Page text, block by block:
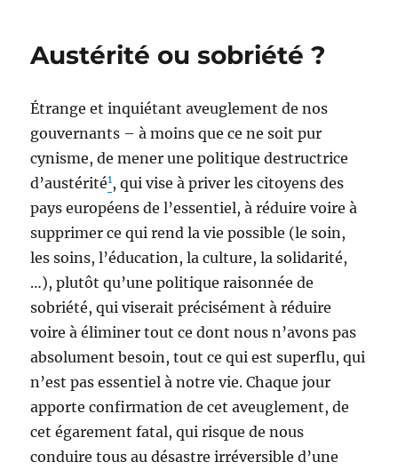
Austérité ou sobriété ?
Étrange et inquiétant aveuglement de nos
gouvernants – à moins que ce ne soit pur
cynisme, de mener une politique destructrice
d’austérité1, qui vise à priver les citoyens des
pays européens de l’essentiel, à réduire voire à
supprimer ce qui rend la vie possible (le soin,
les soins, l’éducation, la culture, la solidarité,
…), plutôt qu’une politique raisonnée de
sobriété, qui viserait précisément à réduire
voire à éliminer tout ce dont nous n’avons pas
absolument besoin, tout ce qui est superflu, qui
n’est pas essentiel à notre vie. Chaque jour
apporte confirmation de cet aveuglement, de
cet égarement fatal, qui risque de nous
conduire tous au désastre irréversible d’une